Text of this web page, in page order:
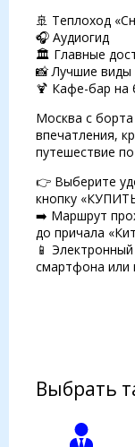
🚢 Теплоход
🎧 Аудиогид
🏛 Главные
📸 Лучшие виды
🍹 Кафе-бар на
Москва с
впечатления,
путешествие
👉 Выберите
кнопку
➡️ Маршрут
до причала
📱
смартфона или
Выбрать